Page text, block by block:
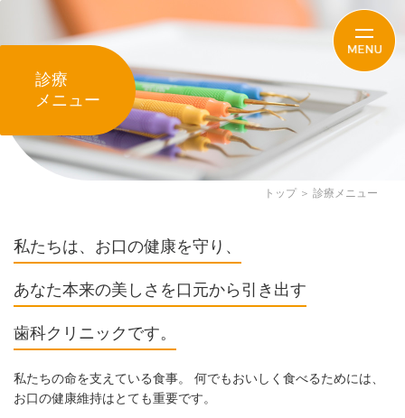
診療
メニュー
トップ ＞ 診療メニュー
私たちは、お口の健康を守り、
あなた本来の美しさを口元から引き出す
歯科クリニックです。
私たちの命を支えている食事。
何でもおいしく食べるためには、
お口の健康維持はとても重要です。